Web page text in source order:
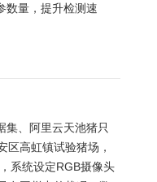
数量，提升检测速
集、阿里云天池猪只
高虹镇试验猪场，
系统设定RGB摄像头